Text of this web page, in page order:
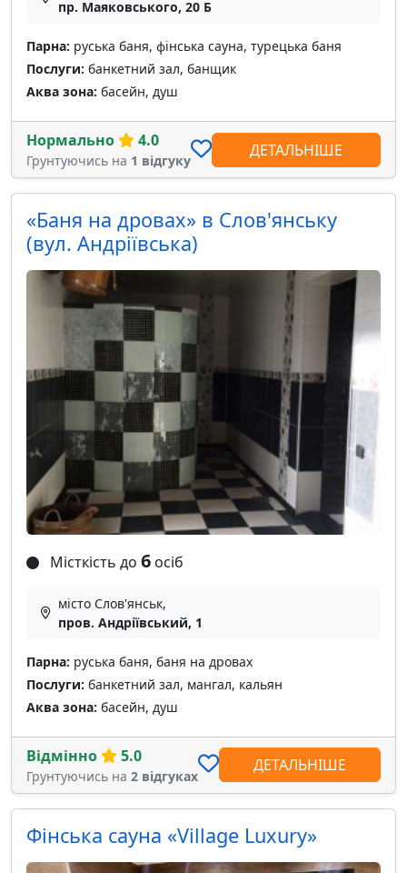
пр. Маяковського, 20 Б
Парна: руська баня, фінська сауна, турецька баня
Послуги: банкетний зал, банщик
Аква зона: басейн, душ
Нормально 4.0
Грунтуючись на 1 відгуку
ДЕТАЛЬНІШЕ
«Баня на дровах» в Слов'янську
(вул. Андріївська)
Місткість до 6 осіб
місто Слов'янськ,
пров. Андріївський, 1
Парна: руська баня, баня на дровах
Послуги: банкетний зал, мангал, кальян
Аква зона: басейн, душ
Відмінно 5.0
Грунтуючись на 2 відгуках
ДЕТАЛЬНІШЕ
Фінська сауна «Village Luxury»